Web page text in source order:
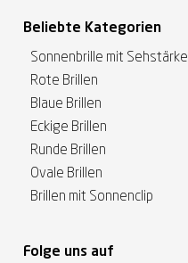
Beliebte Kategorien
Sonnenbrille mit Sehstärke
Rote Brillen
Blaue Brillen
Eckige Brillen
Runde Brillen
Ovale Brillen
Brillen mit Sonnenclip
Folge uns auf